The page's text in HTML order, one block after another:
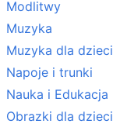
Modlitwy
Muzyka
Muzyka dla dzieci
Napoje i trunki
Nauka i Edukacja
Obrazki dla dzieci